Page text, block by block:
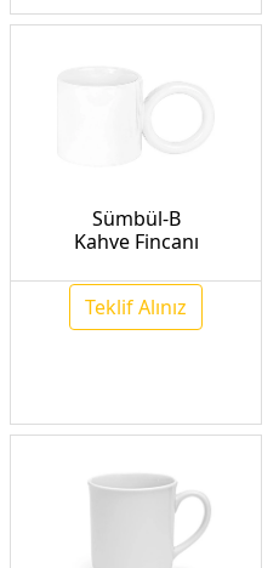
Sümbül-B
Kahve Fincanı
Teklif Alınız